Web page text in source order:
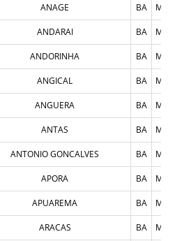
ANAGE BA
ANDARAI BA
ANDORINHA BA
ANGICAL BA
ANGUERA BA
ANTAS BA
ANTONIO GONCALVES BA
APORA BA
APUAREMA BA
ARACAS BA